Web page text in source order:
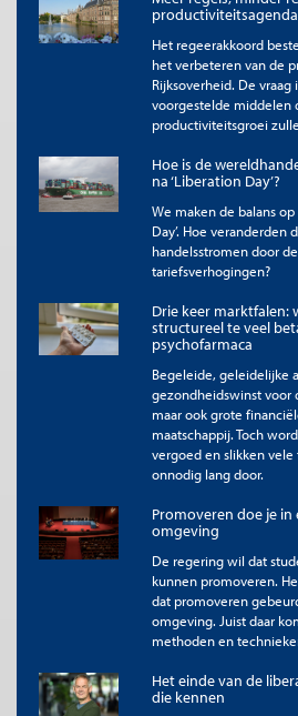
toegestaan. Voor meer informatie, zie onze
Afbeelding
Bank of England Gold Vaults,Bank of
Het regeerakkoord
het verbeteren van de
Rijksoverheid. De vraag
voorgestelde middelen
productiviteitsgroei
Hoe is de
na ‘Liberation Day’?
We maken de balans op
Day’. Hoe veranderden
handelsstromen door
tariefsverhogingen?
Drie keer marktfalen:
structureel te veel
psychofarmaca
Begeleide, geleidelijke
gezondheidswinst voor
maar ook grote
maatschappij. Toch
vergoed en slikken
onnodig lang door.
Promoveren doe je
omgeving
De regering wil dat
kunnen promoveren.
dat promoveren
omgeving. Juist daar
methoden en
Het einde van de
die kennen